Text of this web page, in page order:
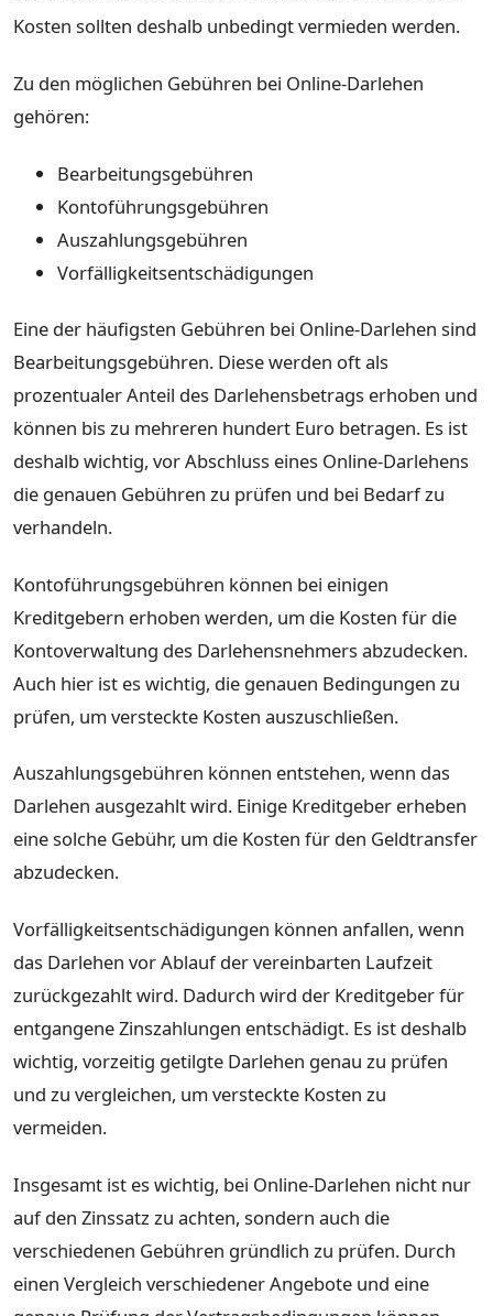
Kosten sollten deshalb unbedingt vermieden werden.
Zu den möglichen Gebühren bei Online-Darlehen
gehören:
Bearbeitungsgebühren
Kontoführungsgebühren
Auszahlungsgebühren
Vorfälligkeitsentschädigungen
Eine der häufigsten Gebühren bei Online-Darlehen sind
Bearbeitungsgebühren. Diese werden oft als
prozentualer Anteil des Darlehensbetrags erhoben und
können bis zu mehreren hundert Euro betragen. Es ist
deshalb wichtig, vor Abschluss eines Online-Darlehens
die genauen Gebühren zu prüfen und bei Bedarf zu
verhandeln.
Kontoführungsgebühren können bei einigen
Kreditgebern erhoben werden, um die Kosten für die
Kontoverwaltung des Darlehensnehmers abzudecken.
Auch hier ist es wichtig, die genauen Bedingungen zu
prüfen, um versteckte Kosten auszuschließen.
Auszahlungsgebühren können entstehen, wenn das
Darlehen ausgezahlt wird. Einige Kreditgeber erheben
eine solche Gebühr, um die Kosten für den Geldtransfer
abzudecken.
Vorfälligkeitsentschädigungen können anfallen, wenn
das Darlehen vor Ablauf der vereinbarten Laufzeit
zurückgezahlt wird. Dadurch wird der Kreditgeber für
entgangene Zinszahlungen entschädigt. Es ist deshalb
wichtig, vorzeitig getilgte Darlehen genau zu prüfen
und zu vergleichen, um versteckte Kosten zu
vermeiden.
Insgesamt ist es wichtig, bei Online-Darlehen nicht nur
auf den Zinssatz zu achten, sondern auch die
verschiedenen Gebühren gründlich zu prüfen. Durch
einen Vergleich verschiedener Angebote und eine